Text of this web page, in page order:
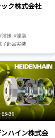
ク株式会社
溶接 #塗装
子部品実装
証
ング・搬送
ステム
工知能（AI）
E5-36
ハイン株式会